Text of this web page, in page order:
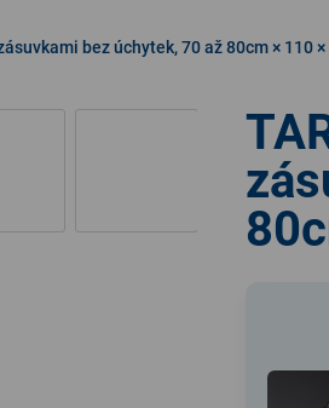
bez úchytek, 70 až 80cm × 110